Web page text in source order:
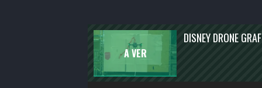
DISNEY DRONE
ATUALIDADE